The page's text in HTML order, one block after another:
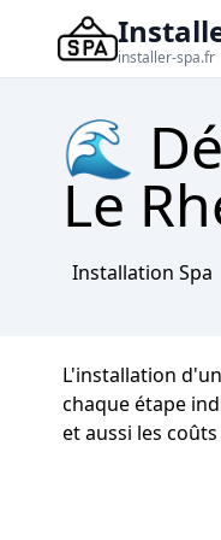
installer-spa.fr
🌊
Le
Installation Spa
L'installation
chaque étape
et aussi les